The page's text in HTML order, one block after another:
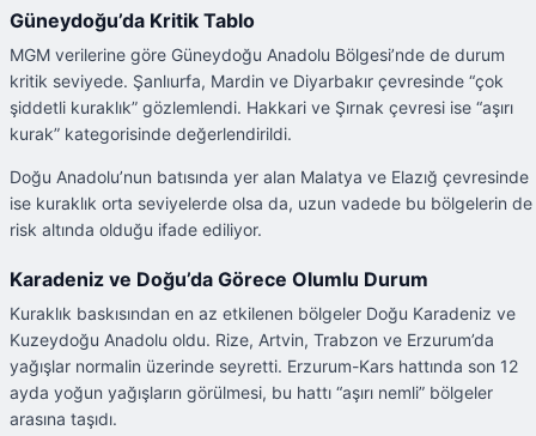
Güneydoğu’da Kritik Tablo
MGM verilerine göre Güneydoğu Anadolu Bölgesi’nde de durum
kritik seviyede. Şanlıurfa, Mardin ve Diyarbakır çevresinde “çok
şiddetli kuraklık” gözlemlendi. Hakkari ve Şırnak çevresi ise “aşırı
kurak” kategorisinde değerlendirildi.
Doğu Anadolu’nun batısında yer alan Malatya ve Elazığ çevresinde
ise kuraklık orta seviyelerde olsa da, uzun vadede bu bölgelerin de
risk altında olduğu ifade ediliyor.
Karadeniz ve Doğu’da Görece Olumlu Durum
Kuraklık baskısından en az etkilenen bölgeler Doğu Karadeniz ve
Kuzeydoğu Anadolu oldu. Rize, Artvin, Trabzon ve Erzurum’da
yağışlar normalin üzerinde seyretti. Erzurum-Kars hattında son 12
ayda yoğun yağışların görülmesi, bu hattı “aşırı nemli” bölgeler
arasına taşıdı.